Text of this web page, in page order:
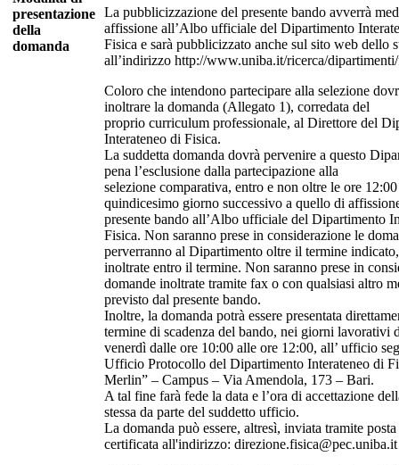
presentazione
della
domanda
La pubblicizzazione del presente bando avverrà
affissione all’Albo ufficiale del Dipartimento
Fisica e sarà pubblicizzato anche sul sito web dello
all’indirizzo http://www.uniba.it/ricerca/
Coloro che intendono partecipare alla selezione
inoltrare la domanda (Allegato 1), corredata del
proprio curriculum professionale, al Direttore del
Interateneo di Fisica.
La suddetta domanda dovrà pervenire a questo
pena l’esclusione dalla partecipazione alla
selezione comparativa, entro e non oltre le ore
quindicesimo giorno successivo a quello di
presente bando all’Albo ufficiale del Dipartimento
Fisica. Non saranno prese in considerazione le
perverranno al Dipartimento oltre il termine
inoltrate entro il termine. Non saranno prese in
domande inoltrate tramite fax o con qualsiasi altro
previsto dal presente bando.
Inoltre, la domanda potrà essere presentata
termine di scadenza del bando, nei giorni lavorativi
venerdì dalle ore 10:00 alle ore 12:00, all’ ufficio
Ufficio Protocollo del Dipartimento Interateneo di
Merlin” – Campus – Via Amendola, 173 – Bari.
A tal fine farà fede la data e l’ora di accettazione
stessa da parte del suddetto ufficio.
La domanda può essere, altresì, inviata tramite
certificata all'indirizzo: direzione.fisica@pec.uniba.it